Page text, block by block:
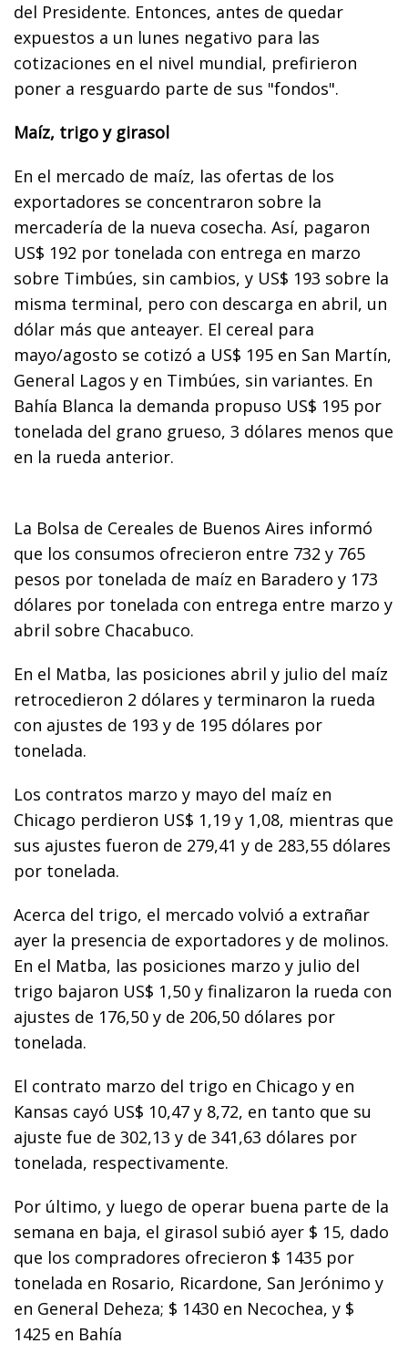
del Presidente. Entonces, antes de quedar
expuestos a un lunes negativo para las
cotizaciones en el nivel mundial, prefirieron
poner a resguardo parte de sus "fondos".
Maíz, trigo y girasol
En el mercado de maíz, las ofertas de los
exportadores se concentraron sobre la
mercadería de la nueva cosecha. Así, pagaron
US$ 192 por tonelada con entrega en marzo
sobre Timbúes, sin cambios, y US$ 193 sobre la
misma terminal, pero con descarga en abril, un
dólar más que anteayer. El cereal para
mayo/agosto se cotizó a US$ 195 en San Martín,
General Lagos y en Timbúes, sin variantes. En
Bahía Blanca la demanda propuso US$ 195 por
tonelada del grano grueso, 3 dólares menos que
en la rueda anterior.
La Bolsa de Cereales de Buenos Aires informó
que los consumos ofrecieron entre 732 y 765
pesos por tonelada de maíz en Baradero y 173
dólares por tonelada con entrega entre marzo y
abril sobre Chacabuco.
En el Matba, las posiciones abril y julio del maíz
retrocedieron 2 dólares y terminaron la rueda
con ajustes de 193 y de 195 dólares por
tonelada.
Los contratos marzo y mayo del maíz en
Chicago perdieron US$ 1,19 y 1,08, mientras que
sus ajustes fueron de 279,41 y de 283,55 dólares
por tonelada.
Acerca del trigo, el mercado volvió a extrañar
ayer la presencia de exportadores y de molinos.
En el Matba, las posiciones marzo y julio del
trigo bajaron US$ 1,50 y finalizaron la rueda con
ajustes de 176,50 y de 206,50 dólares por
tonelada.
El contrato marzo del trigo en Chicago y en
Kansas cayó US$ 10,47 y 8,72, en tanto que su
ajuste fue de 302,13 y de 341,63 dólares por
tonelada, respectivamente.
Por último, y luego de operar buena parte de la
semana en baja, el girasol subió ayer $ 15, dado
que los compradores ofrecieron $ 1435 por
tonelada en Rosario, Ricardone, San Jerónimo y
en General Deheza; $ 1430 en Necochea, y $
1425 en Bahía